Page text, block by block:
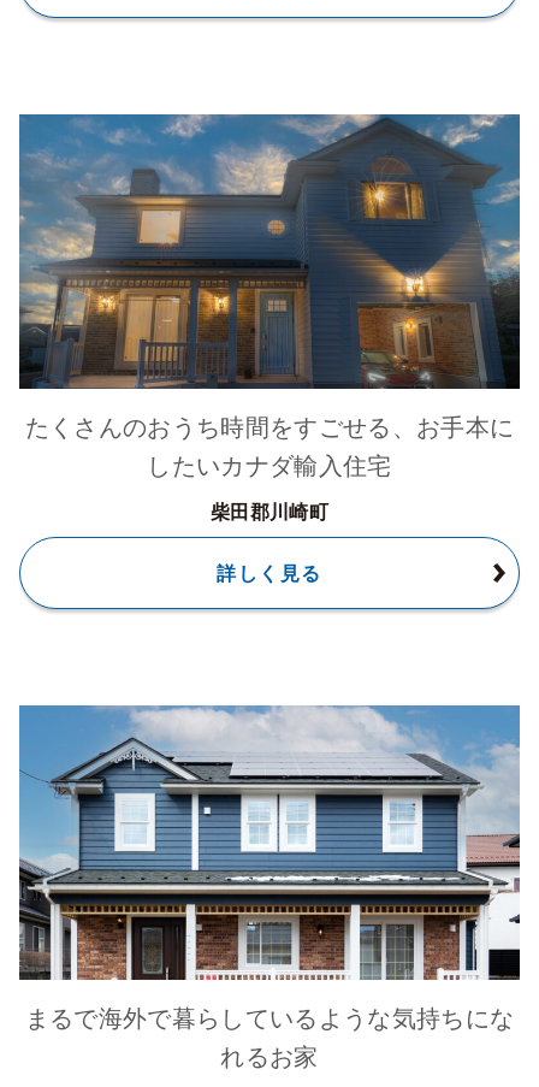
たくさんのおうち時間をすごせる、お手本に
したいカナダ輸入住宅
柴田郡川崎町
詳しく見る
まるで海外で暮らしているような気持ちにな
れるお家